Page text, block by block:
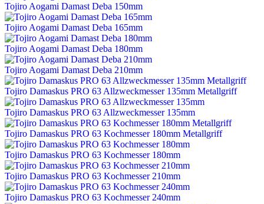
Tojiro Aogami Damast Deba 150mm
Tojiro Aogami Damast Deba 165mm
Tojiro Aogami Damast Deba 180mm
Tojiro Aogami Damast Deba 210mm
Tojiro Damaskus PRO 63 Allzweckmesser 135mm Metallgriff
Tojiro Damaskus PRO 63 Allzweckmesser 135mm
Tojiro Damaskus PRO 63 Kochmesser 180mm Metallgriff
Tojiro Damaskus PRO 63 Kochmesser 180mm
Tojiro Damaskus PRO 63 Kochmesser 210mm
Tojiro Damaskus PRO 63 Kochmesser 240mm